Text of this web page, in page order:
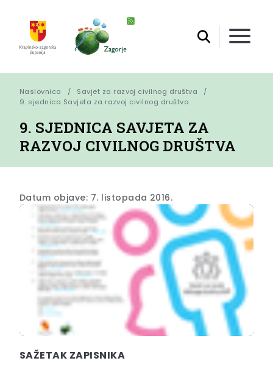
Naslovnica
Savjet za razvoj civilnog društva
9. sjednica Savjeta za razvoj civilnog društva
9. SJEDNICA SAVJETA ZA
RAZVOJ CIVILNOG DRUŠTVA
Datum objave: 7. listopada 2016.
SAŽETAK ZAPISNIKA